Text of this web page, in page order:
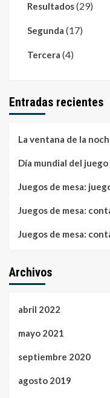
Resultados(29)
Segunda (17)
Tercera (4)
Entradas recientes
La ventana de la
Día mundial del
Juegos de mesa:
Juegos de mesa:
Juegos de mesa:
Archivos
abril 2022
mayo 2021
septiembre 2020
agosto 2019